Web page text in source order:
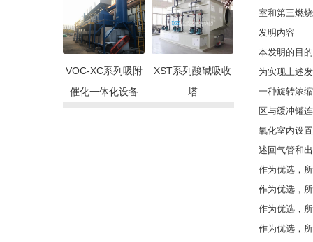
VOC-XC系列吸附
催化一体化设备
XST系列酸碱吸收
塔
室和第三燃
发明内容
本发明的目
为实现上述
一种旋转浓
区与缓冲罐
氧化室内设
述回气管和
作为优选，
作为优选，
作为优选，
作为优选，